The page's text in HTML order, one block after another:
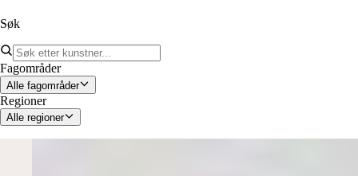
Søk
Fagområder
Alle fagområder
Regioner
Alle regioner